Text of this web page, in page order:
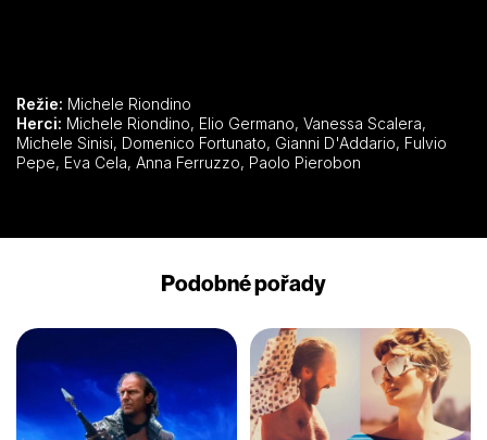
Režie: Michele Riondino
Herci:
Michele Sinisi, Domenico Fortunato, Gianni D'Addario, Fulvio
Pepe, Eva Cela, Anna Ferruzzo, Paolo Pierobon
Podobné pořady